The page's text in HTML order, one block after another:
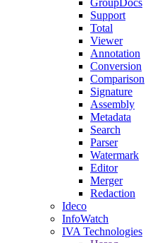
GroupDocs
Support
Total
Viewer
Annotation
Conversion
Comparison
Signature
Assembly
Metadata
Search
Parser
Watermark
Editor
Merger
Redaction
Ideco
InfoWatch
IVA Technologies